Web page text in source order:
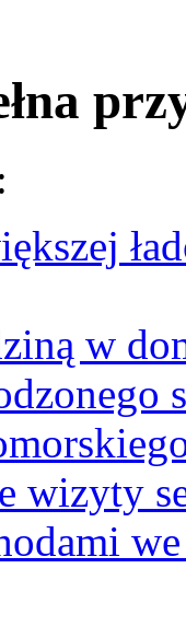
w
wizyty